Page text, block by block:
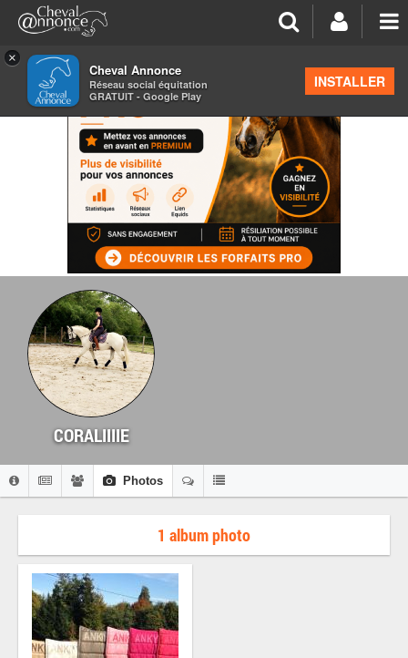
×
Cheval Annonce
Réseau social équitation
GRATUIT - Google Play
INSTALLER
CORALIIIIE
Photos
1 album photo